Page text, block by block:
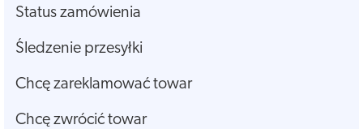
Status zamówienia
Śledzenie przesyłki
Chcę zareklamować towar
Chcę zwrócić towar